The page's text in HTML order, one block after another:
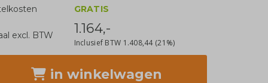
GRATIS
excl. BTW 1.164,-
Inclusief BTW 1.408,44 (21%)
in winkelwagen